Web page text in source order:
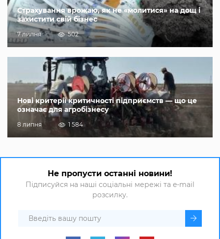
Страхування врожаю, як не «молитися» на дощ і
захистити свій бізнес
7 липня 502
Нові критерії критичності підприємств — що це
означає для агробізнесу
8 липня 1 584
Не пропусти останні новини!
Підписуйся на наші соціальні мережі та e-mail
розсилку.